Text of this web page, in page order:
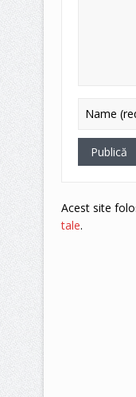
Acest site
tale.